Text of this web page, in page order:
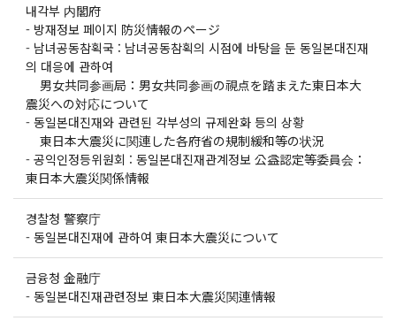
내각부 内閣府
- 방재정보 페이지 防災情報のページ
- 남녀공동참획국 : 남녀공동참획의 시점에 바탕을 둔 동일본대진재
의 대응에 관하여
男女共同参画局：男女共同参画の視点を踏まえた東日本大
震災への対応について
- 동일본대진재와 관련된 각부성의 규제완화 등의 상황
東日本大震災に関連した各府省の規制緩和等の状況
- 공익인정등위원회 : 동일본대진재관계정보 公益認定等委員会：
東日本大震災関係情報
경찰청 警察庁
- 동일본대진재에 관하여 東日本大震災について
금융청 金融庁
- 동일본대진재관련정보 東日本大震災関連情報